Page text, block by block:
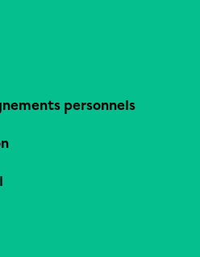
personnels